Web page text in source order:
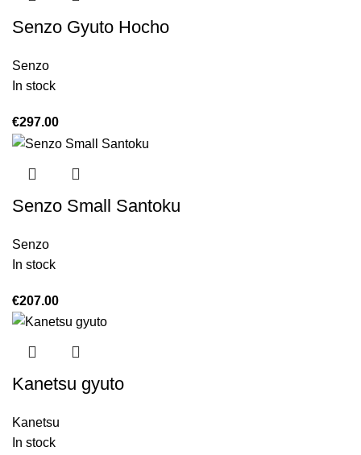
Senzo Gyuto Hocho
Senzo
In stock
€297.00
Senzo Small Santoku
Senzo
In stock
€207.00
Kanetsu gyuto
Kanetsu
In stock